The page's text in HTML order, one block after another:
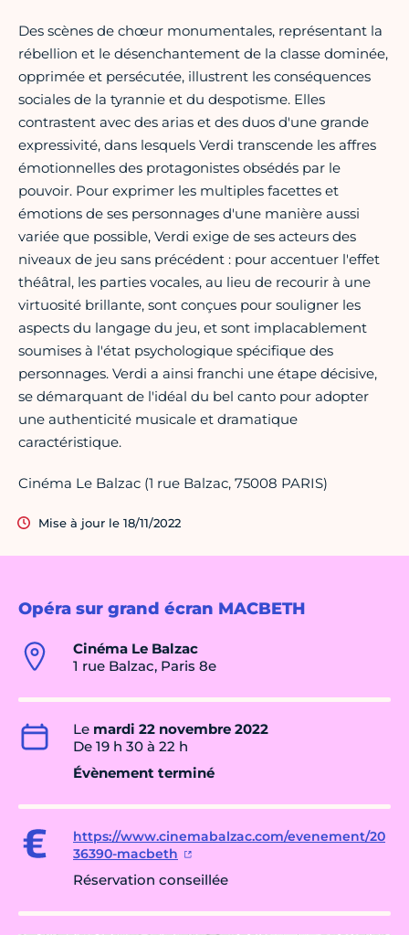
Opéra sur grand écran MACBETH
Cinéma Le Balzac
1 rue Balzac, Paris 8e
Le mardi 22 novembre 2022
De 19 h 30 à 22 h
Évènement terminé
https://www.cinemabalzac.com/evenement/20
36390-macbeth
Réservation conseillée
Des scènes de chœur monumentales, représentant la
rébellion et le désenchantement de la classe dominée,
opprimée et persécutée, illustrent les conséquences
sociales de la tyrannie et du despotisme. Elles
contrastent avec des arias et des duos d'une grande
expressivité, dans lesquels Verdi transcende les affres
émotionnelles des protagonistes obsédés par le
pouvoir. Pour exprimer les multiples facettes et
émotions de ses personnages d'une manière aussi
variée que possible, Verdi exige de ses acteurs des
niveaux de jeu sans précédent : pour accentuer l'effet
théâtral, les parties vocales, au lieu de recourir à une
virtuosité brillante, sont conçues pour souligner les
aspects du langage du jeu, et sont implacablement
soumises à l'état psychologique spécifique des
personnages. Verdi a ainsi franchi une étape décisive,
se démarquant de l'idéal du bel canto pour adopter
une authenticité musicale et dramatique
caractéristique.
Cinéma Le Balzac (1 rue Balzac, 75008 PARIS)
Mise à jour le 18/11/2022